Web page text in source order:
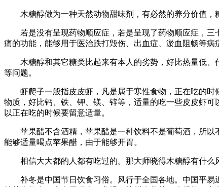
木糖醇做为一种天然动物甜味剂，有必然的养分价值，
若是没有呈现药物顺应症，若是呈现了药物顺应症，三
痛的功能，能够用于医治跌打毁伤、出血症、淤血阻畅等病
木糖醇和其它糖类比起来有本人的劣势，好比热量低、
等问题。
虾爬子一般指皮皮虾，凡是属于寒性食物，正在吃的时
物质，好比钙、铁、钾、镁、锌等，适量的吃一些皮皮虾
以正在吃的时候要留意适量。
苹果醋不含酒精，苹果醋是一种饮料不是葡萄酒，所以
能够适量喝点苹果醋，由于能够开胃。
相信大大都的人都有吃过的。那大师晓得木糖醇有什么
补冬是中国节日饮食习俗。风行于全国各地。中国平易